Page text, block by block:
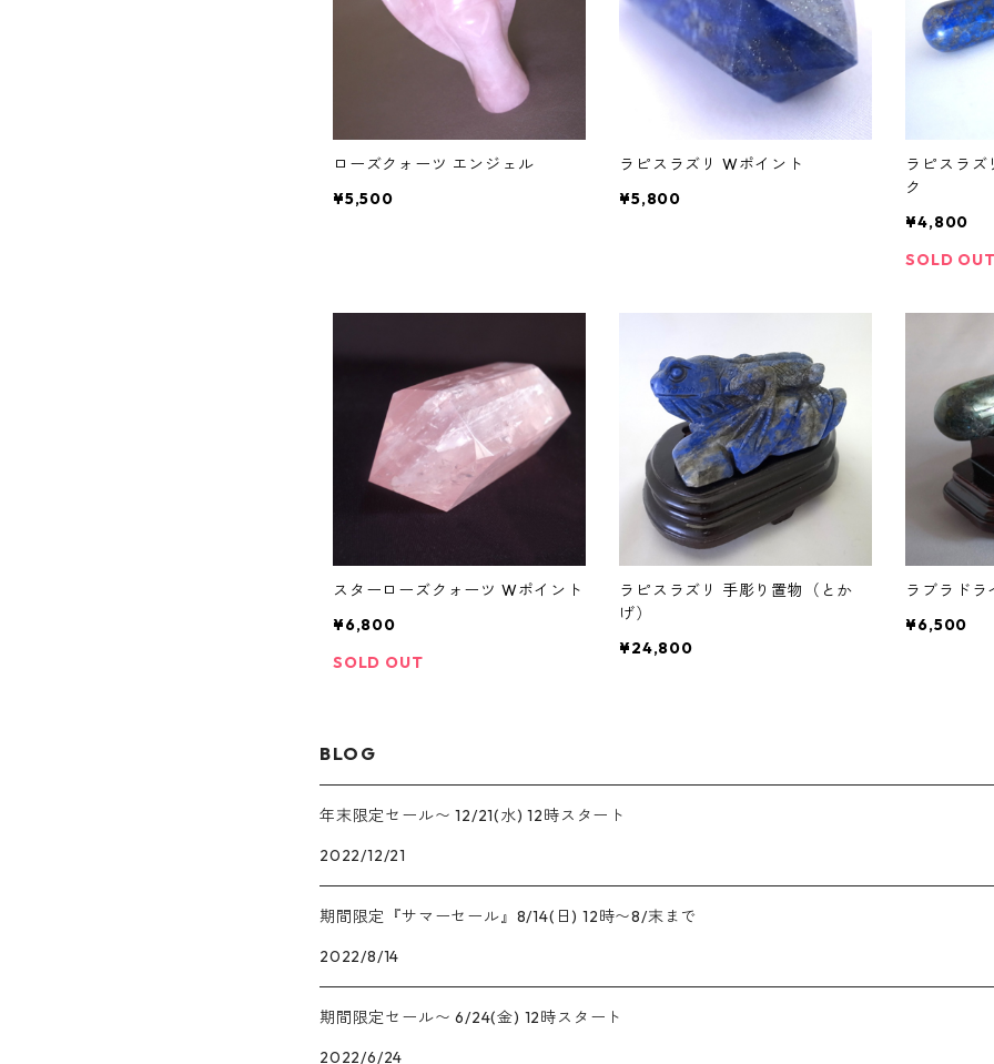
ローズクォーツ エンジェル
¥5,500
ラピスラズリ Wポイント
¥5,800
ラピスラズ
ク
¥4,800
SOLD
スターローズクォーツ Wポイント
¥6,800
SOLD OUT
ラピスラズリ 手彫り置物（とか
げ）
¥24,800
ラブラドラ
¥6,500
BLOG
年末限定セール〜 12/21(水) 12時スタート
2022/12/21
期間限定『サマーセール』8/14(日) 12時〜8/末まで
2022/8/14
期間限定セール〜 6/24(金) 12時スタート
2022/6/24